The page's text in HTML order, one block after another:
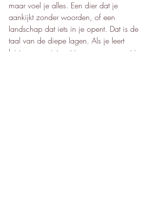
maar voel je alles. Een dier dat je
aankijkt zonder woorden, of een
landschap dat iets in je opent. Dat is de
taal van de diepe lagen. Als je leert
luisteren — niet met je oren, maar met je